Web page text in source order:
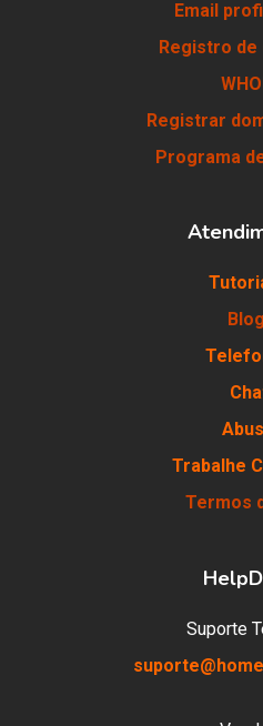
Email
Registro de
Registrar
Programa
Blog
Trabalhe
Termos
Suporte